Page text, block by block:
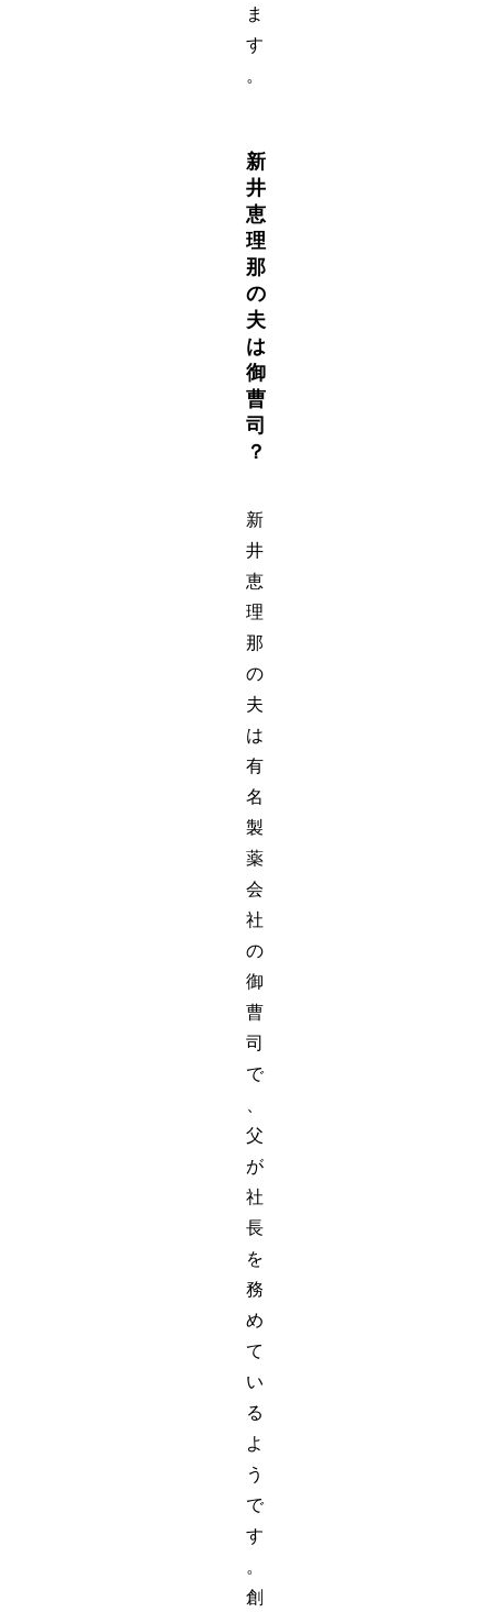
ま
す
。
新
井
恵
理
那
の
夫
は
御
曹
司
？
新
井
恵
理
那
の
夫
は
有
名
製
薬
会
社
の
御
曹
司
で
父
が
社
長
を
務
め
て
い
る
よ
う
で
す
。
創